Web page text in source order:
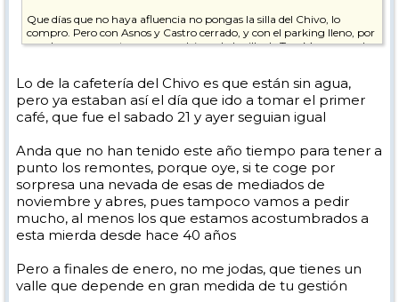
Que días que no haya afluencia no pongas la silla del Chivo, lo
compro. Pero con Asnos y Castro cerrado, y con el parking lleno, por
mucho que sea entre semana, dejar solo la silla de Tres Mares para la
subido (también entre semana) y han chupado muchas colas, pistas
con nieve cerradas y remontes con constantes parones o averías.
Así se le quitan las ganas a uno.
cafetería de arriba sin montar, muchos problemas con los remontes,
etc. y que te clavan 45€ si vas con FF de día entre seguro, tarjeta y el
Es que te vas a precios de Boi Taull o casi Astún o Cerler. Todo para
hacer cola en la silla de Tres Mares, y bajar todo el rato por las
mismas pistas o hacer una escapada a la prehistorias con la silla del
Cuchillón.
Lo de la cafetería del Chivo es que están sin agua,
pero ya estaban así el día que ido a tomar el primer
café, que fue el sabado 21 y ayer seguian igual
Anda que no han tenido este año tiempo para tener a
punto los remontes, porque oye, si te coge por
sorpresa una nevada de esas de mediados de
noviembre y abres, pues tampoco vamos a pedir
mucho, al menos los que estamos acostumbrados a
esta mierda desde hace 40 años
Pero a finales de enero, no me jodas, que tienes un
valle que depende en gran medida de tu gestión